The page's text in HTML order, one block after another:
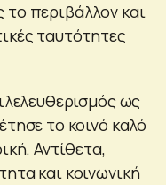
περιβάλλον και
ταυτότητες
ως
το κοινό καλό
Αντίθετα,
και κοινωνική